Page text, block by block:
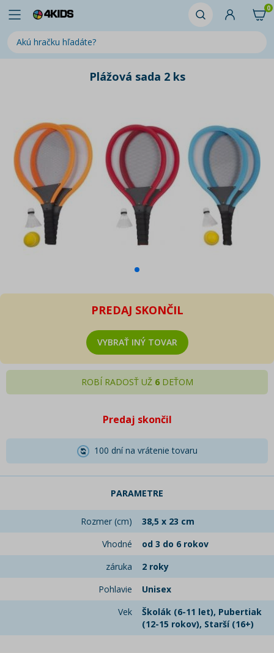
0
Plážová sada 2 ks
PREDAJ SKONČIL
VYBRAŤ INÝ TOVAR
ROBÍ RADOSŤ UŽ 6DEŤOM
Predaj skončil
100 dní na vrátenie tovaru
PARAMETRE
Rozmer (cm)
38,5 x 23 cm
Vhodné
od 3 do 6 rokov
záruka
2 roky
Pohlavie
Unisex
Vek
Školák (6-11 let), Pubertiak
(12-15 rokov), Starší (16+)